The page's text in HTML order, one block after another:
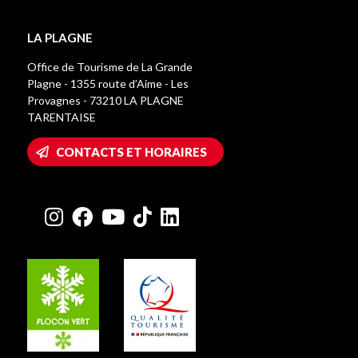
LA PLAGNE
Office de Tourisme de La Grande
Plagne - 1355 route d’Aime - Les
Provagnes - 73210 LA PLAGNE
TARENTAISE
CONTACTS ET HORAIRES